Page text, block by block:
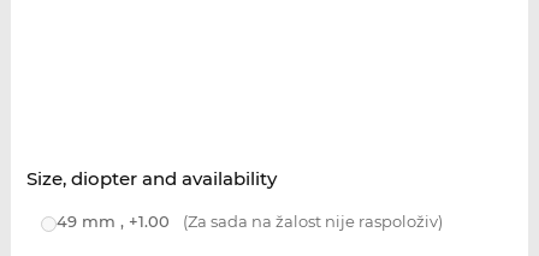
Size, diopter and availability
49 mm , +1.00 (Za sada na žalost nije raspoloživ)